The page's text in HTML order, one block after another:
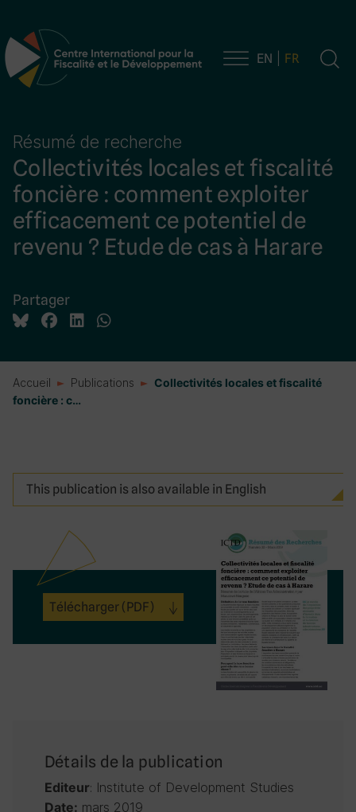
Navigation principale EN FR
Résumé de recherche
Collectivités locales et fiscalité
foncière : comment exploiter
efficacement ce potentiel de
revenu ? Etude de cas à Harare
Partager
Accueil Publications
Collectivités locales et fiscalité
foncière : c…
This publication is also available in English
Télécharger (PDF)
Détails de la publication
Editeur: Institute of Development Studies
Date: mars 2019